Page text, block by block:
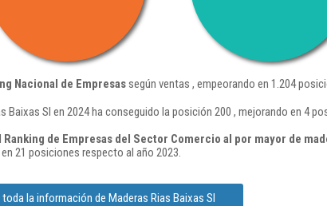
Nacional de Empresassegún ventas , empeorando en 1.204
Baixas Sl en 2024 ha conseguido la posición 200 , mejorando en 4
Ranking de Empresas del Sector Comercio al por mayor de
21 posiciones respecto al año 2023.
la información de Maderas Rias Baixas Sl